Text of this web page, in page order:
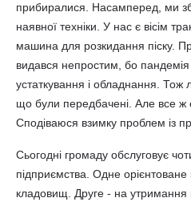
прибиралися. Насамперед, ми
наявної техніки. У нас є вісім
машина для розкидання піску.
видався непростим, бо пандемія
устаткування і обладнання. Тож
що були передбачені. Але все ж
Сподіваюся взимку проблем із
Сьогодні громаду обслуговує
підприємства. Одне
кладовищ. Друге - на утримання